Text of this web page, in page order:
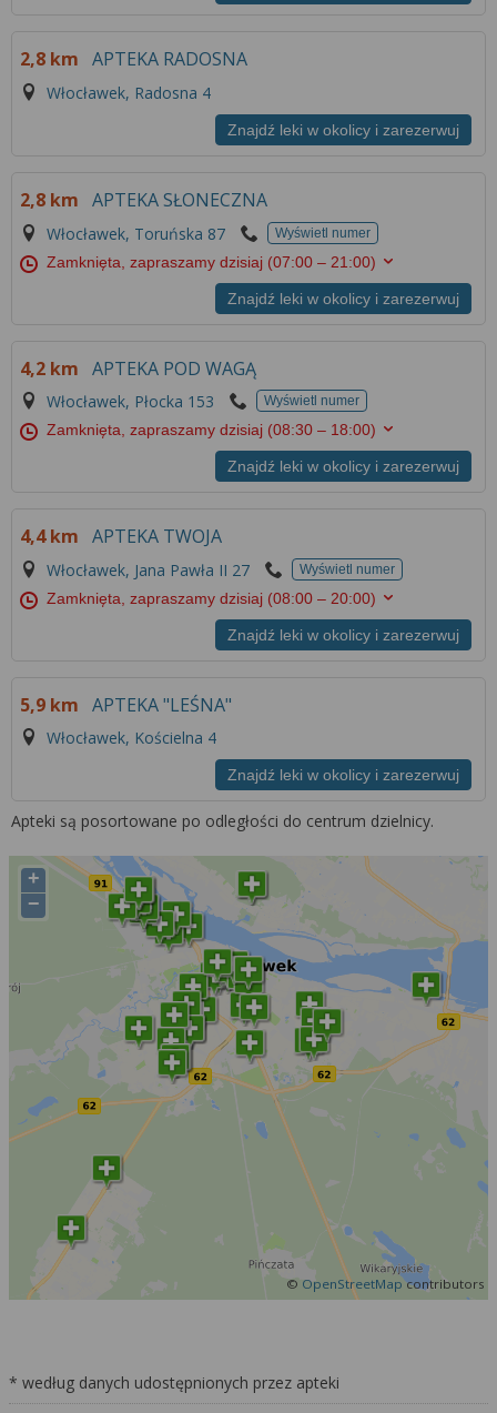
2,8 km APTEKA RADOSNA
Włocławek, Radosna 4
Znajdź leki w okolicy i zarezerwuj
2,8 km APTEKA SŁONECZNA
Włocławek, Toruńska 87 Wyświetl numer
Zamknięta, zapraszamy dzisiaj (07:00 – 21:00)
Znajdź leki w okolicy i zarezerwuj
4,2 km APTEKA POD WAGĄ
Włocławek, Płocka 153 Wyświetl numer
Zamknięta, zapraszamy dzisiaj (08:30 – 18:00)
Znajdź leki w okolicy i zarezerwuj
4,4 km APTEKA TWOJA
Włocławek, Jana Pawła II 27 Wyświetl numer
Zamknięta, zapraszamy dzisiaj (08:00 – 20:00)
Znajdź leki w okolicy i zarezerwuj
5,9 km APTEKA "LEŚNA"
Włocławek, Kościelna 4
Znajdź leki w okolicy i zarezerwuj
Apteki są posortowane po odległości do centrum dzielnicy.
+
−
© OpenStreetMapcontributors
* według danych udostępnionych przez apteki